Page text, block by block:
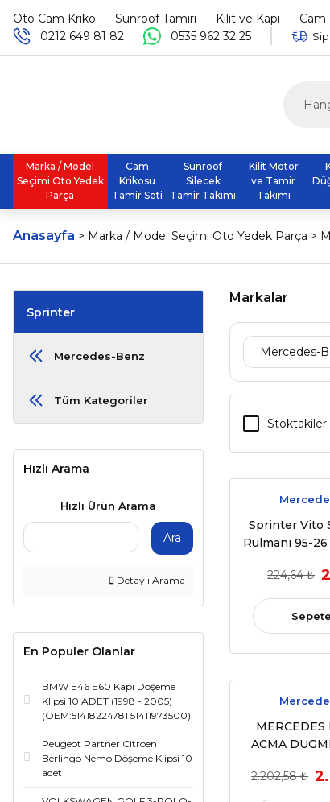
Oto Cam Kriko Sunroof Tamiri Kilit ve Kapı Cam
0212 649 81 82
0535 962 32 25
Marka / Model
Seçimi Oto Yedek
Parça
Cam
Krikosu
Tamir Seti
Sunroof
Silecek
Tamir Takımı
Kilit Motor
ve Tamir
Takımı
Anasayfa Marka / Model Seçimi Oto Yedek Parça
Sprinter
Mercedes-Benz
Tüm Kategoriler
Hızlı Arama
Hızlı Ürün Arama
Ara
Detaylı Arama
En Populer Olanlar
BMW E46 E60 Kapı Döşeme
Klipsi 10 ADET (1998 - 2005)
(OEM:51418224781 51411973500)
Peugeot Partner Citroen
Berlingo Nemo Döşeme Klipsi 10
adet
Markalar
Mercedes-
Stoktakiler
Sprinter Vito
Rulmanı 95-
224,64 ₺
ACMA
X156 14>
12>18 W246
2.202,58 ₺